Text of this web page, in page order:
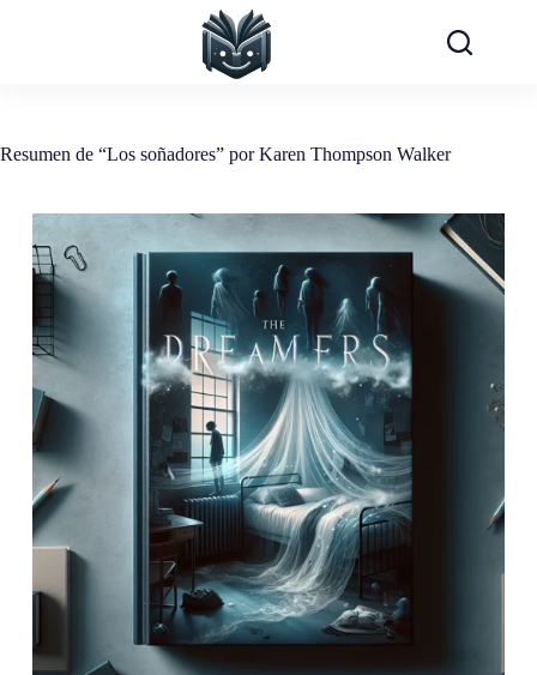
Resumen de “Los soñadores” por Karen Thompson Walker